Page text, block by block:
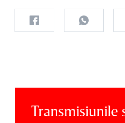
Transmisiunile